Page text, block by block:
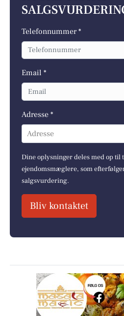
Telefonnummer *
Email *
Adresse *
Adresse
Dine oplysninger deles med op til
ejendomsmæglere, som
salgsvurdering.
Bliv kontaktet